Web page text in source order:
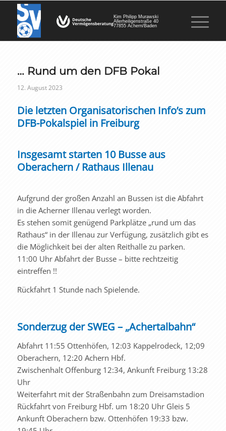
Kim Philipp Murawski
Allerheiligenstraße 40
77855 Achern/Baden
… Rund um den DFB Pokal
12. August 2023
Die letzten Organisatorischen Info’s zum
DFB-Pokalspiel in Freiburg
Insgesamt starten 10 Busse aus
Oberachern / Rathaus Illenau
Aufgrund der großen Anzahl an Bussen ist die Abfahrt
in die Acherner Illenau verlegt worden.
Es stehen somit genügend Parkplätze „rund um das
Rathaus“ in der Illenau zur Verfügung, zusätzlich gibt es
die Möglichkeit bei der alten Reithalle zu parken.
11:00 Uhr Abfahrt der Busse – bitte rechtzeitig
eintreffen !!
Rückfahrt 1 Stunde nach Spielende.
Sonderzug der SWEG – „Achertalbahn“
Abfahrt 11:55 Ottenhöfen, 12:03 Kappelrodeck, 12;09
Oberachern, 12:20 Achern Hbf.
Zwischenhalt Offenburg 12:34, Ankunft Freiburg 13:28
Uhr
Weiterfahrt mit der Straßenbahn zum Dreisamstadion
Rückfahrt von Freiburg Hbf. um 18:20 Uhr Gleis 5
Ankunft Oberachern bzw. Ottenhöfen 19:33 bzw.